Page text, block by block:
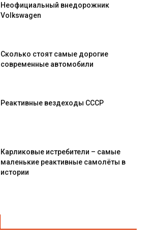
Неофициальный внедорожник
Volkswagen
Сколько стоят самые дорогие
современные автомобили
Реактивные вездеходы СССР
Карликовые истребители – самые
маленькие реактивные самолёты в
истории